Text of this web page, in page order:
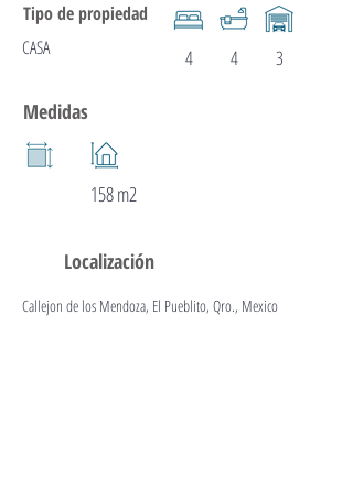
Tipo de propiedad
CASA
4 4 3
Medidas
158 m2
Localización
Callejon de los Mendoza, El Pueblito, Qro., Mexico